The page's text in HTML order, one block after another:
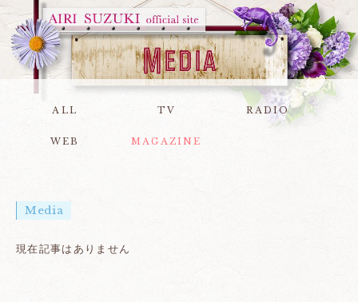
ALL TV RADIO
WEB MAGAZINE
Media
現在記事はありません